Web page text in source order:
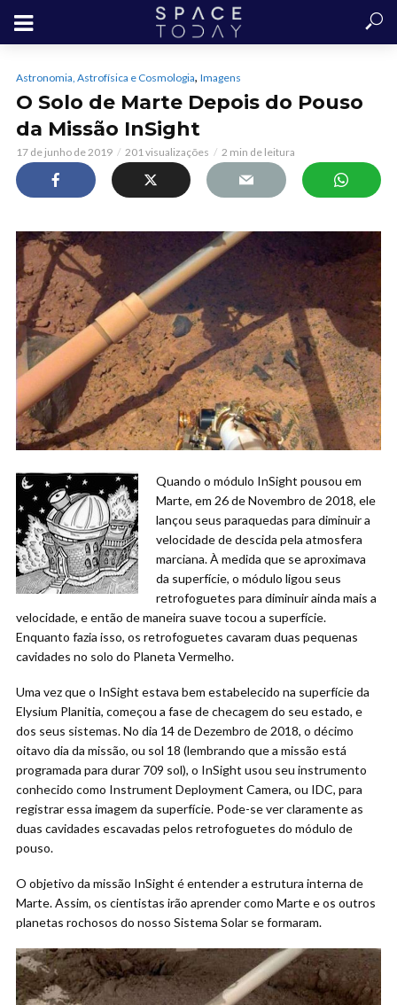
Astronomia, Astrofísica e Cosmologia, Imagens
O Solo de Marte Depois do Pouso
da Missão InSight
17 de junho de 2019 201 visualizações 2 min de leitura
Quando o módulo InSight pousou em
Marte, em 26 de Novembro de 2018, ele
lançou seus paraquedas para diminuir a
velocidade de descida pela atmosfera
marciana. À medida que se aproximava
da superfície, o módulo ligou seus
retrofoguetes para diminuir ainda mais a
velocidade, e então de maneira suave tocou a superfície.
Enquanto fazia isso, os retrofoguetes cavaram duas pequenas
cavidades no solo do Planeta Vermelho.
Uma vez que o InSight estava bem estabelecido na superfície da
Elysium Planitia, começou a fase de checagem do seu estado, e
dos seus sistemas. No dia 14 de Dezembro de 2018, o décimo
oitavo dia da missão, ou sol 18 (lembrando que a missão está
programada para durar 709 sol), o InSight usou seu instrumento
conhecido como Instrument Deployment Camera, ou IDC, para
registrar essa imagem da superfície. Pode-se ver claramente as
duas cavidades escavadas pelos retrofoguetes do módulo de
pouso.
O objetivo da missão InSight é entender a estrutura interna de
Marte. Assim, os cientistas irão aprender como Marte e os outros
planetas rochosos do nosso Sistema Solar se formaram.